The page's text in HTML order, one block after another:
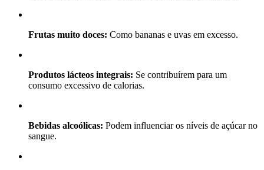
Frutas muito doces: Como bananas e uvas em excesso.
Produtos lácteos integrais: Se contribuírem para um
consumo excessivo de calorias.
Bebidas alcoólicas: Podem influenciar os níveis de açúcar no
sangue.